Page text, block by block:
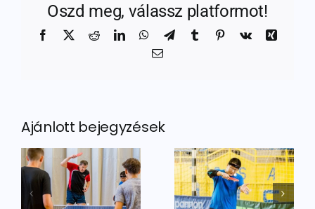
Oszd meg, válassz platformot!
Facebook
X RedditLinkedInWhatsApp
TelegramTumblr Pinterest
Vk
Xing
Email:
Ajánlott bejegyzések
Továbbra is
Továbbra is